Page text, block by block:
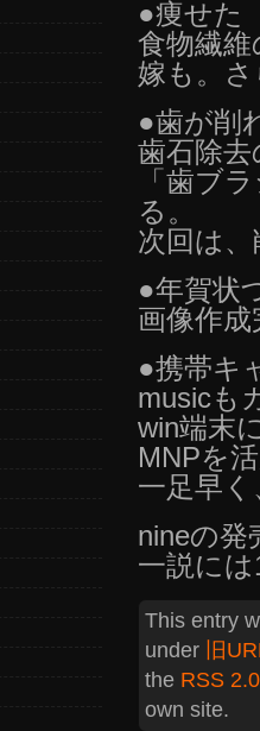
●痩せた
食物繊
嫁も。
●歯が削
歯石除
「歯ブ
る。
次回は
●年賀状
画像作
●携帯キ
musicも
win端末
MNPを
一足早
nineの発
一説に
This entry
under 旧
the RSS 2.0
own site.